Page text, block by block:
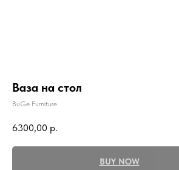
Ваза на стол
BuGe Furniture
6300,00 р.
BUY NOW